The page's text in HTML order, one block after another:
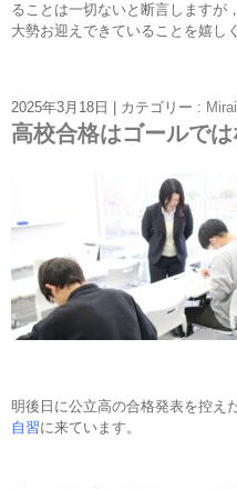
ることは一切ないと断言しますが
大勢お迎えできていることを嬉し
2025年3月18日 カテゴリー :
高校合格はゴールで
明後日に公立高の合格発表を控え
自習に来ています。